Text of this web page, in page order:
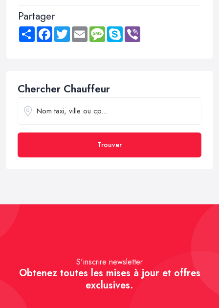
Partager
Share FacebookTwitter Email MessageSkype
Chercher Chauffeur
Trouver
S'inscrire newsletter
Obtenez toutes les mises à jour et offres
exclusives.